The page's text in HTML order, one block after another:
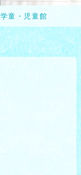
学童・児童館